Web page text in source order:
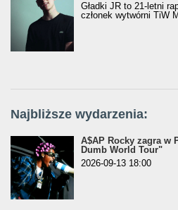
Gładki JR to 21-letni
członek wytwórni TiW
Najbliższe wydarzenia:
A$AP Rocky zagra w
Dumb World Tour"
2026-09-13 18:00